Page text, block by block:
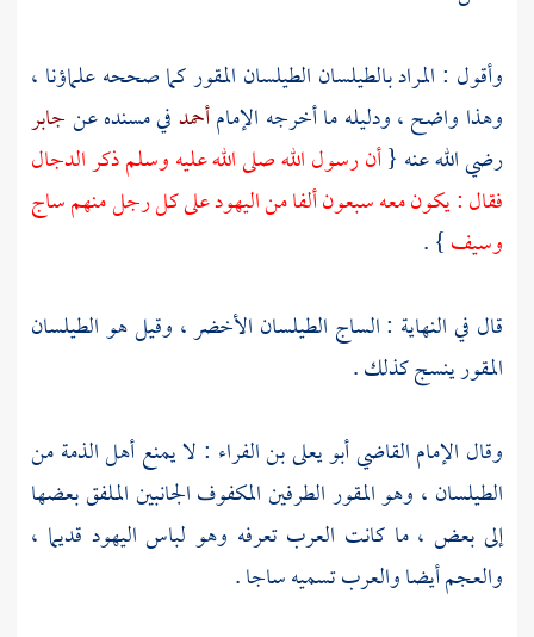
وأقول : المراد بالطيلسان الطيلسان المقور كما صححه علماؤنا ،
وهذا واضح ، ودليله ما أخرجه الإمامأحمدفي مسنده عنجابر
رضي الله عنه {أن رسول الله صلى الله عليه وسلم ذكرالدجال
فقال : يكون معه سبعون ألفا مناليهودعلى كل رجل منهم ساج
وسيف} .
قال في النهاية : الساج الطيلسان الأخضر ، وقيل هو الطيلسان
المقور ينسج كذلك .
وقال الإمام القاضيأبو يعلى بن الفراء : لا يمنعأهل الذمةمن
الطيلسان ، وهو المقور الطرفين المكفوف الجانبين الملفق بعضها
إلى بعض ، ما كانت العرب تعرفه وهو لباس اليهود قديما ،
والعجم أيضا والعرب تسميه ساجا .